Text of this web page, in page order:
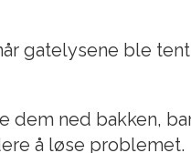
gatelysene ble
ned bakken,
å løse problemet.